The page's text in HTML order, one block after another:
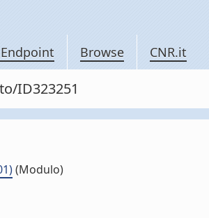
Endpoint Browse CNR.it
ID323251
(Modulo)